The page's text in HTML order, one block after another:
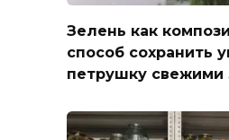
Зелень как
способ сохранить
петрушку свежими